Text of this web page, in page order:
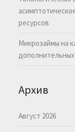
ресурсов
Микрозаймы на
Архив
Август 2026